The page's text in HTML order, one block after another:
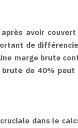
avoir
de
marge brute
de 40%
dans le